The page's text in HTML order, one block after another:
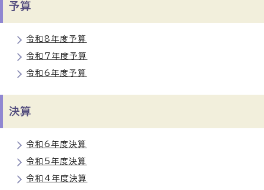
予算
令和8年度予算
令和7年度予算
令和6年度予算
決算
令和6年度決算
令和5年度決算
令和4年度決算